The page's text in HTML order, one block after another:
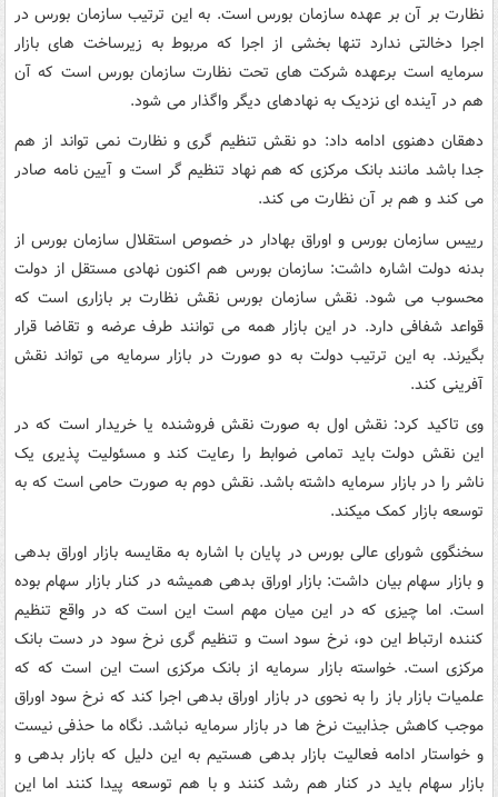
نظارت بر آن بر عهده سازمان بورس است. به این ترتیب سازمان بورس در
اجرا دخالتی ندارد تنها بخشی از اجرا که مربوط به زیرساخت های بازار
سرمایه است برعهده شرکت های تحت نظارت سازمان بورس است که آن
هم در آینده ای نزدیک به نهادهای دیگر واگذار می شود.
دهقان دهنوی ادامه داد: دو نقش تنظیم گری و نظارت نمی تواند از هم
جدا باشد مانند بانک مرکزی که هم نهاد تنظیم گر است و آیین نامه صادر
می کند و هم بر آن نظارت می کند.
رییس سازمان بورس و اوراق بهادار در خصوص استقلال سازمان بورس از
بدنه دولت اشاره داشت: سازمان بورس هم اکنون نهادی مستقل از دولت
محسوب می شود. نقش سازمان بورس نقش نظارت بر بازاری است که
قواعد شفافی دارد. در این بازار همه می توانند طرف عرضه و تقاضا قرار
بگیرند. به این ترتیب دولت به دو صورت در بازار سرمایه می تواند نقش
آفرینی کند.
وی تاکید کرد: نقش اول به صورت نقش فروشنده یا خریدار است که در
این نقش دولت باید تمامی ضوابط را رعایت کند و مسئولیت پذیری یک
ناشر را در بازار سرمایه داشته باشد. نقش دوم به صورت حامی است که به
توسعه بازار کمک میکند.
سخنگوی شورای عالی بورس در پایان با اشاره به مقایسه بازار اوراق بدهی
و بازار سهام بیان داشت: بازار اوراق بدهی همیشه در کنار بازار سهام بوده
است. اما چیزی که در این میان مهم است این است که در واقع تنظیم
کننده ارتباط این دو، نرخ سود است و تنظیم گری نرخ سود در دست بانک
مرکزی است. خواسته بازار سرمایه از بانک مرکزی است این است که که
علمیات بازار باز را به نحوی در بازار اوراق بدهی اجرا کند که نرخ سود اوراق
موجب کاهش جذابیت نرخ ها در بازار سرمایه نباشد. نگاه ما حذفی نیست
و خواستار ادامه فعالیت بازار بدهی هستیم به این دلیل که بازار بدهی و
بازار سهام باید در کنار هم رشد کنند و با هم توسعه پیدا کنند اما این